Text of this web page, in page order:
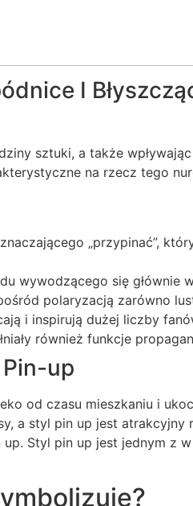
I
sztuki, a także
na rzecz tego
„przypinać”,
wywodzącego się głównie
polaryzacją zarówno
i inspirują dużej liczby
również funkcje
up
od czasu mieszkaniu i
a styl pin up jest atrakcyjny
Styl pin up jest jednym z